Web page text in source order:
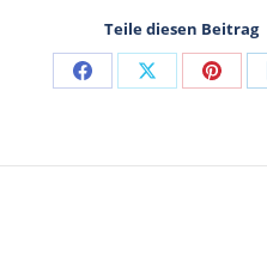
Teile diesen Beitrag
Share
Facebook
Share
X
Share